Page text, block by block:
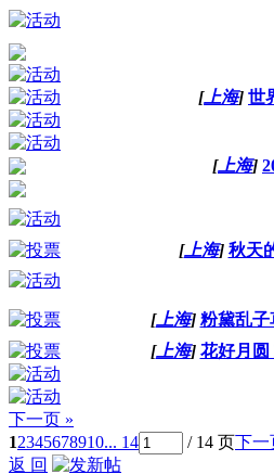
[上海] 世
[上海]
[上海] 秋天
[上海] 粉黛乱子
[上海] 花好月圆
下一页 »
12345678910... 14 / 14 页下一
返 回